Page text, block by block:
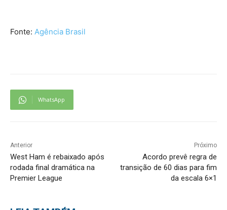
Fonte: Agência Brasil
WhatsApp
Anterior
West Ham é rebaixado após
rodada final dramática na
Premier League
Próximo
Acordo prevê regra de
transição de 60 dias para fim
da escala 6×1